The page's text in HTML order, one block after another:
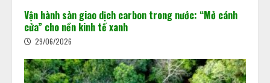
Vận hành sàn giao dịch carbon trong nước: “Mở cánh
cửa” cho nền kinh tế xanh
29/06/2026